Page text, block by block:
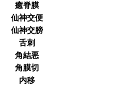
癒脊膜
仙神交便
仙神交膀
舌刺
角結悪
角膜切
内移